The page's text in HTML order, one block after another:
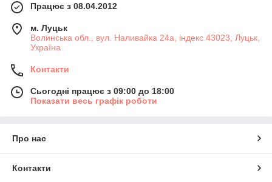
Працює з 08.04.2012
м. Луцьк
Волинська обл., вул. Наливайка 24а, індекс 43023, Луцьк,
Україна
Контакти
Сьогодні працює з 09:00 до 18:00
Показати весь графік роботи
Про нас
Контакти